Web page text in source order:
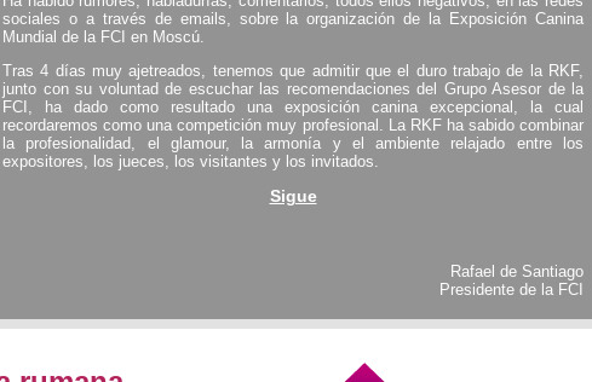
sociales o a través de emails, sobre la organización de la Exposición Canina
Mundial de la FCI en Moscú.
Tras 4 días muy ajetreados, tenemos que admitir que el duro trabajo de la RKF,
junto con su voluntad de escuchar las recomendaciones del Grupo Asesor de la
FCI, ha dado como resultado una exposición canina excepcional, la cual
recordaremos como una competición muy profesional. La RKF ha sabido combinar
la profesionalidad, el glamour, la armonía y el ambiente relajado entre los
expositores, los jueces, los visitantes y los invitados.
Sigue
Rafael de Santiago
Presidente de la FCI